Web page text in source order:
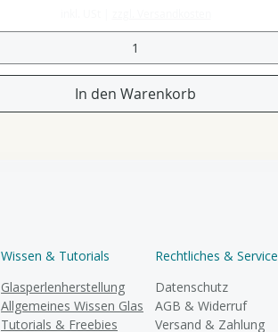
In den Warenkorb
Wissen & Tutorials
Glasperlenherstellung
Allgemeines Wissen Glas
Tutorials & Freebies
Rechtliches & Service
Datenschutz
AGB & Widerruf
Versand & Zahlung